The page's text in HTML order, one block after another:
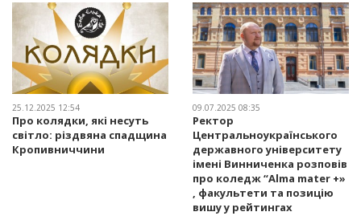
25.12.2025 12:54
Про колядки, які несуть
світло: різдвяна спадщина
Кропивниччини
09.07.2025 08:35
Ректор
Центральноукраїнського
державного університету
імені Винниченка розповів
про коледж “Alma mater +»
, факультети та позицію
вишу у рейтингах